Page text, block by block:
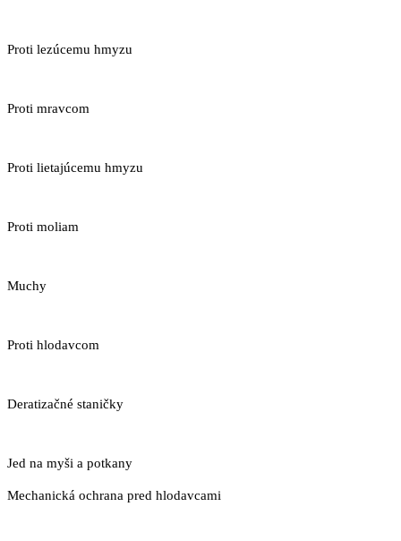
Proti lezúcemu hmyzu
Proti mravcom
Proti lietajúcemu hmyzu
Proti moliam
Muchy
Proti hlodavcom
Deratizačné staničky
Jed na myši a potkany
Mechanická ochrana pred hlodavcami